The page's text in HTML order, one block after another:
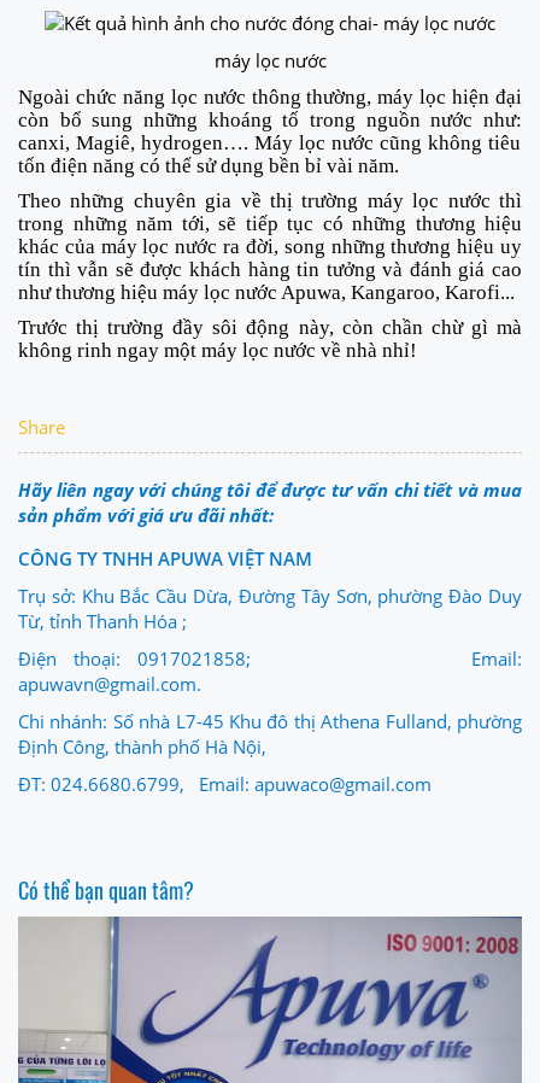
máy lọc nước
Ngoài chức năng lọc nước thông thường, máy lọc hiện đại
còn bổ sung những khoáng tố trong nguồn nước như:
canxi, Magiê, hydrogen…. Máy lọc nước cũng không tiêu
tốn điện năng có thể sử dụng bền bỉ vài năm.
Theo những chuyên gia về thị trường máy lọc nước thì
trong những năm tới,sẽ tiếp tục có những thương hiệu
khác của máy lọc nước ra đời,song những thương hiệuuy
tín thì vẫn sẽ được khách hàng tin tưởng và đánh giá cao
như thương hiệu máy lọc nước Apuwa, Kangaroo, Karofi...
Trước thị trường đầy sôi động này, còn chần chừ gì mà
không rinh ngay một máy lọc nước về nhà nhỉ!
Share
Hãy liên ngay với chúng tôi để được tư vấn chi tiết và mua
sản phẩm với giá ưu đãi nhất:
CÔNG TY TNHH APUWA VIỆT NAM
Trụ sở: Khu Bắc Cầu Dừa, Đường Tây Sơn, phường Đào Duy
Từ, tỉnh Thanh Hóa ;
Điện thoại: 0917021858; Email:
apuwavn@gmail.com.
Chi nhánh: Số nhà L7-45 Khu đô thị Athena Fulland, phường
Định Công, thành phố Hà Nội,
ĐT: 024.6680.6799, Email: apuwaco@gmail.com
Có thể bạn quan tâm?